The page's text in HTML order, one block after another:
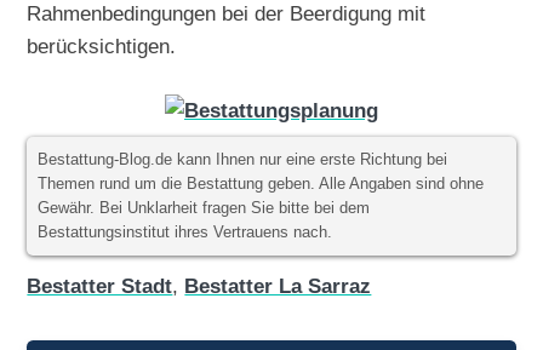
Rahmenbedingungen bei der Beerdigung mit
berücksichtigen.
Bestattung-Blog.de kann Ihnen nur eine erste Richtung bei
Themen rund um die Bestattung geben. Alle Angaben sind ohne
Gewähr. Bei Unklarheit fragen Sie bitte bei dem
Bestattungsinstitut ihres Vertrauens nach.
Bestatter Stadt, Bestatter La Sarraz